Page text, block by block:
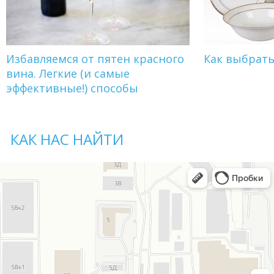
Избавляемся от пятен красного
вина. Легкие (и самые
эффективные!) способы
Как
КАК НАС НАЙТИ